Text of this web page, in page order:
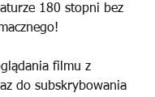
180 stopni bez
filmu z
do subskrybowania